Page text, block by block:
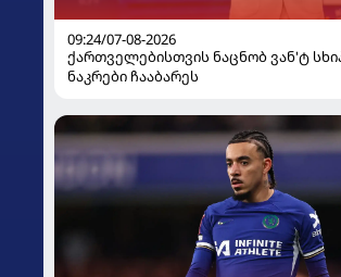
09:24/07-08-2026
ქართველებისთვის ნაცნობ ვან'ტ
ნაკრები ჩააბარეს